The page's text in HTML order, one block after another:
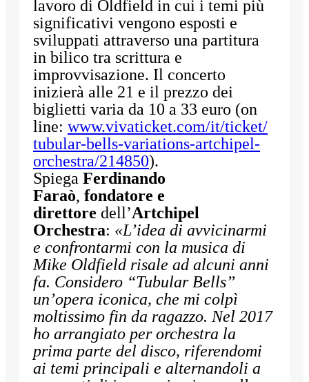
lavoro di Oldfield in cui i temi più
significativi vengono esposti e
sviluppati attraverso una partitura
in bilico tra scrittura e
improvvisazione. Il concerto
inizierà alle 21 e il prezzo dei
biglietti varia da 10 a 33 euro (on
line: www.vivaticket.com/it/ticket/
tubular-bells-variations-artchipel-
orchestra/214850).
Spiega Ferdinando
Faraò, fondatore e
direttore dell’Artchipel
Orchestra: «L’idea di avvicinarmi
e confrontarmi con la musica di
Mike Oldfield risale ad alcuni anni
fa. Considero “Tubular Bells”
un’opera iconica, che mi colpì
moltissimo fin da ragazzo. Nel 2017
ho arrangiato per orchestra la
prima parte del disco, riferendomi
ai temi principali e alternandoli a